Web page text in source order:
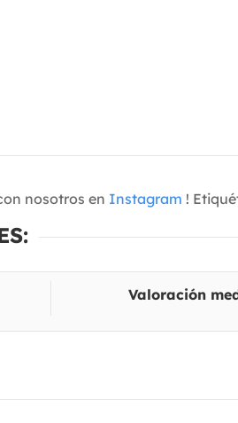
nosotros en Instagram !
Valoración